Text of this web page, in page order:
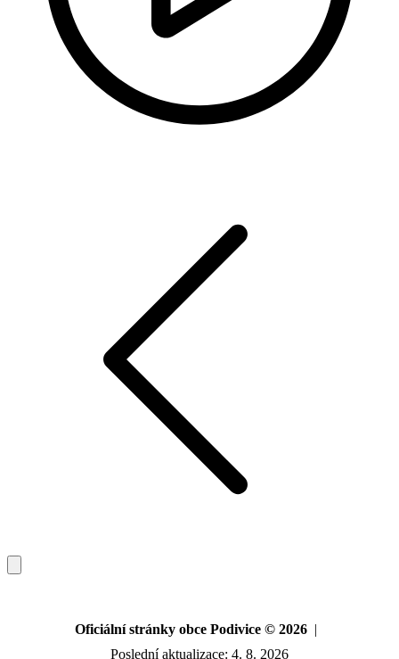
Oficiální stránky obce Podivice © 2026 |
Poslední aktualizace: 4. 8. 2026